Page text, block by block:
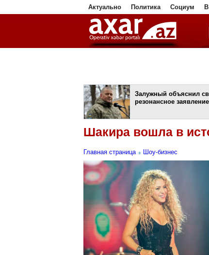
Актуально Политика Социум
Залужный объяснил
резонансное заявление
Шакира вошла в
Главная страница Шоу-бизнес